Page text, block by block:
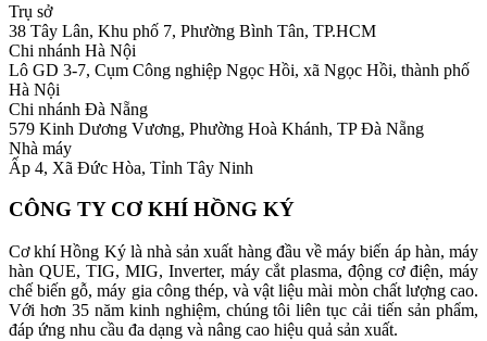
Trụ sở
38 Tây Lân, Khu phố 7, Phường Bình Tân, TP.HCM
Chi nhánh Hà Nội
Lô GD 3-7, Cụm Công nghiệp Ngọc Hồi, xã Ngọc Hồi, thành phố
Hà Nội
Chi nhánh Đà Nẵng
579 Kinh Dương Vương, Phường Hoà Khánh, TP Đà Nẵng
Nhà máy
Ấp 4, Xã Đức Hòa, Tỉnh Tây Ninh
CÔNG TY CƠ KHÍ HỒNG KÝ
Cơ khí Hồng Ký là nhà sản xuất hàng đầu về máy biến áp hàn, máy
hàn QUE, TIG, MIG, Inverter, máy cắt plasma, động cơ điện, máy
chế biến gỗ, máy gia công thép, và vật liệu mài mòn chất lượng cao.
Với hơn 35 năm kinh nghiệm, chúng tôi liên tục cải tiến sản phẩm,
đáp ứng nhu cầu đa dạng và nâng cao hiệu quả sản xuất.